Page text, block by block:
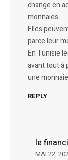
change en
monnaies
Elles
parce leur
En Tunisie
avant tout à
une
REPLY
le
MAI 22,